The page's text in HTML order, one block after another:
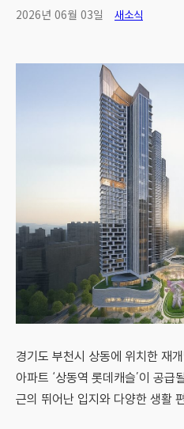
2026년 06월 03일 새소식
경기도 부천시 상동에 위치한 재
아파트 ‘상동역 롯데캐슬’이 공
근의 뛰어난 입지와 다양한 생활